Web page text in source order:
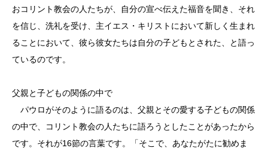
おコリント教会の人たちが、自分の宣べ伝えた福音を聞き、それ
を信じ、洗礼を受け、主イエス・キリストにおいて新しく生まれ
ることにおいて、彼ら彼女たちは自分の子どもとされた、と語っ
ているのです。
父親と子どもの関係の中で
パウロがそのように語るのは、父親とその愛する子どもの関係
の中で、コリント教会の人たちに語ろうとしたことがあったから
です。それが16節の言葉です。「そこで、あなたがたに勧めま